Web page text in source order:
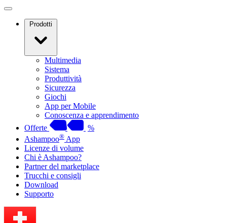
Prodotti
Multimedia
Sistema
Produttività
Sicurezza
Giochi
App per Mobile
Conoscenza e apprendimento
Offerte
%
Ashampoo® App
Licenze di volume
Chi è Ashampoo?
Partner del marketplace
Trucchi e consigli
Download
Supporto